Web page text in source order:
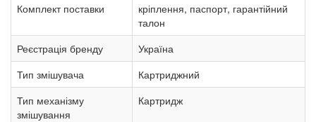
Комплект поставки
кріплення, паспорт, гарантійний
талон
Реєстрація бренду
Україна
Тип змішувача
Картриджний
Тип механізму
змішування
Картридж